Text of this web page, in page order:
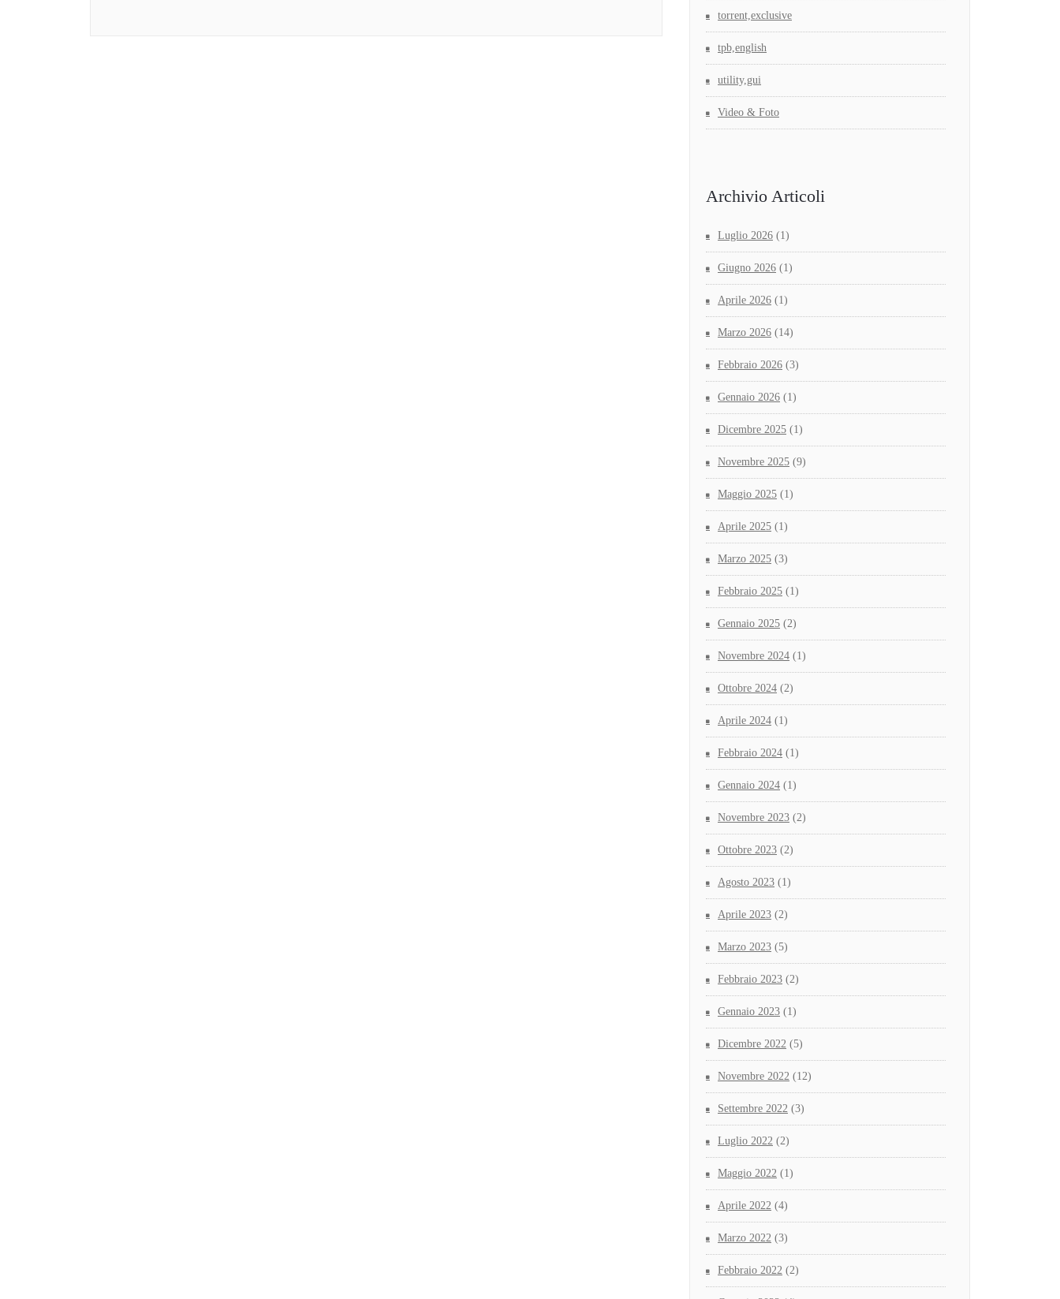
torrent,exclusive
tpb,english
utility,gui
Video & Foto
Archivio Articoli
Luglio 2026 (1)
Giugno 2026 (1)
Aprile 2026 (1)
Marzo 2026 (14)
Febbraio 2026 (3)
Gennaio 2026 (1)
Dicembre 2025 (1)
Novembre 2025 (9)
Maggio 2025 (1)
Aprile 2025 (1)
Marzo 2025 (3)
Febbraio 2025 (1)
Gennaio 2025 (2)
Novembre 2024 (1)
Ottobre 2024 (2)
Aprile 2024 (1)
Febbraio 2024 (1)
Gennaio 2024 (1)
Novembre 2023 (2)
Ottobre 2023 (2)
Agosto 2023 (1)
Aprile 2023 (2)
Marzo 2023 (5)
Febbraio 2023 (2)
Gennaio 2023 (1)
Dicembre 2022 (5)
Novembre 2022 (12)
Settembre 2022 (3)
Luglio 2022 (2)
Maggio 2022 (1)
Aprile 2022 (4)
Marzo 2022 (3)
Febbraio 2022 (2)